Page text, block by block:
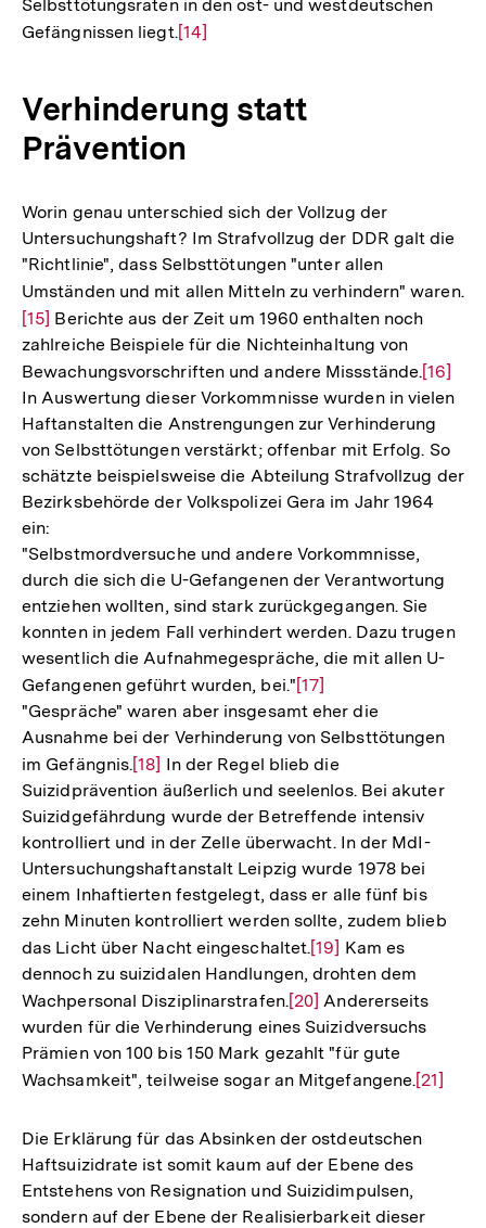
Selbsttötungsraten in den ost- und westdeutschen
Gefängnissen liegt.Zur
Fußnote
[14]
Verhinderung statt
Prävention
Worin genau unterschied sich der Vollzug der
Untersuchungshaft? Im Strafvollzug der DDR galt die
"Richtlinie", dass Selbsttötungen "unter allen
Umständen und mit allen Mitteln zu verhindern" waren.
[15] Berichte aus der Zeit um 1960 enthalten noch
zahlreiche Beispiele für die Nichteinhaltung von
Bewachungsvorschriften und andere Missstände.Zur
der
[16]
In Auswertung dieser Vorkommnisse wurden in vielen
Haftanstalten die Anstrengungen zur Verhinderung
von Selbsttötungen verstärkt; offenbar mit Erfolg. So
schätzte beispielsweise die Abteilung Strafvollzug der
Bezirksbehörde der Volkspolizei Gera im Jahr 1964
ein:
"Selbstmordversuche und andere Vorkommnisse,
durch die sich die U-Gefangenen der Verantwortung
entziehen wollten, sind stark zurückgegangen. Sie
konnten in jedem Fall verhindert werden. Dazu trugen
wesentlich die Aufnahmegespräche, die mit allen U-
Gefangenen geführt wurden, bei."Zur
Auflösung
der
Fußnote
[17]
"Gespräche" waren aber insgesamt eher die
Ausnahme bei der Verhinderung von Selbsttötungen
im Gefängnis.Zur
Auflösung
der
Fußnote
[18] In der Regel blieb die
Suizidprävention äußerlich und seelenlos. Bei akuter
Suizidgefährdung wurde der Betreffende intensiv
kontrolliert und in der Zelle überwacht. In der MdI-
Untersuchungshaftanstalt Leipzig wurde 1978 bei
einem Inhaftierten festgelegt, dass er alle fünf bis
zehn Minuten kontrolliert werden sollte, zudem blieb
das Licht über Nacht eingeschaltet.Zur
Auflösung
der
Fußnote
[19] Kam es
dennoch zu suizidalen Handlungen, drohten dem
Wachpersonal Disziplinarstrafen.Zur
Auflösung
der
Fußnote
[20] Andererseits
wurden für die Verhinderung eines Suizidversuchs
Prämien von 100 bis 150 Mark gezahlt "für gute
Wachsamkeit", teilweise sogar an Mitgefangene.Zur
der
[21]
Die Erklärung für das Absinken der ostdeutschen
Haftsuizidrate ist somit kaum auf der Ebene des
Entstehens von Resignation und Suizidimpulsen,
sondern auf der Ebene der Realisierbarkeit dieser